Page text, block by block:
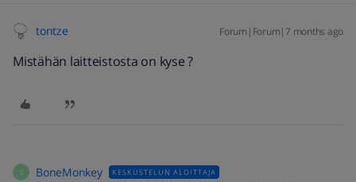
tontze Forum|Forum|7 months ago
Mistähän laitteistosta on kyse ?
B BoneMonkey KESKUSTELUN ALOITTAJA